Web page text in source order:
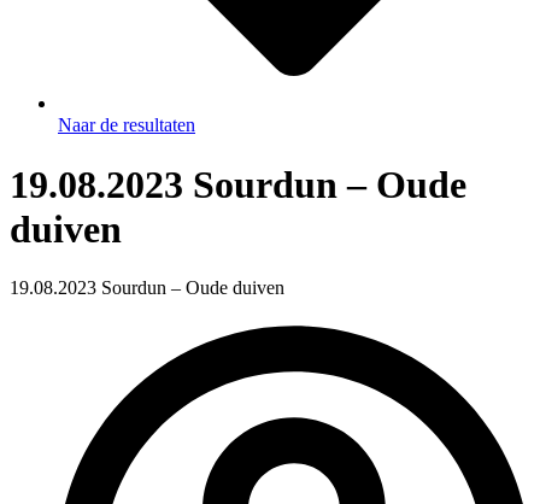
Naar de resultaten
19.08.2023 Sourdun – Oude
duiven
19.08.2023 Sourdun – Oude duiven